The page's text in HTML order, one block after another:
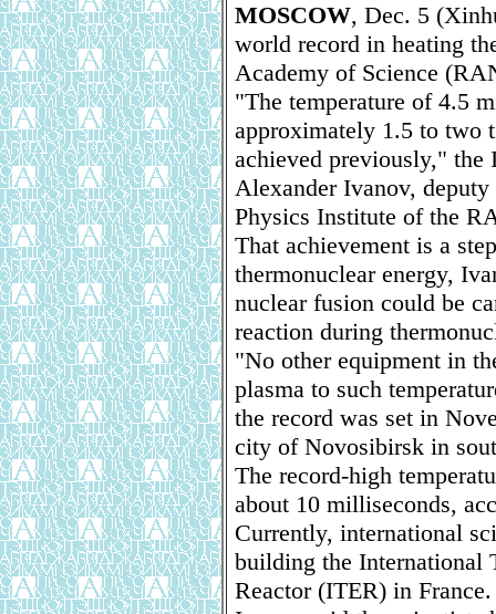
MOSCOW, Dec. 5
world record in heating
Academy of Science
"The temperature of 4.5
approximately 1.5 to two
achieved previously," the
Alexander Ivanov,
Physics Institute of the
That achievement is a
thermonuclear energy,
nuclear fusion could be
reaction during
"No other equipment in
plasma to such
the record was set in
city of Novosibirsk in
The record-high
about 10 milliseconds,
Currently, international
building the International
Reactor (ITER) in France.